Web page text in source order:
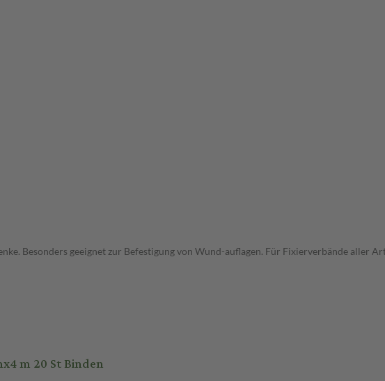
Besonders geeignet zur Befestigung von Wund-auflagen. Für Fixierverbände aller
m 20 St Binden